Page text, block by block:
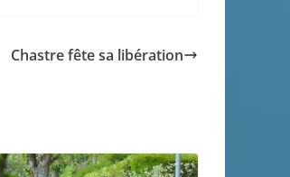
Chastre fête sa libération